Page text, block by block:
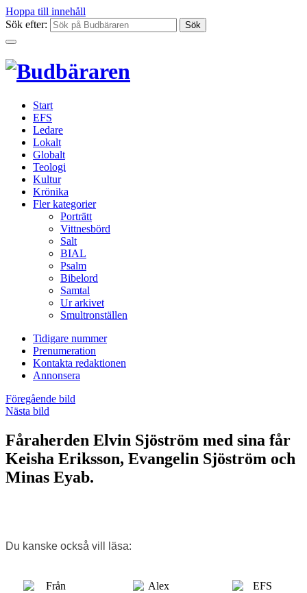
Hoppa till innehåll
Sök efter:
Start
EFS
Ledare
Lokalt
Globalt
Teologi
Kultur
Krönika
Fler kategorier
Porträtt
Vittnesbörd
Salt
BIAL
Psalm
Bibelord
Samtal
Ur arkivet
Smultronställen
Tidigare nummer
Prenumeration
Kontakta redaktionen
Annonsera
Föregående bild
Nästa bild
Fåraherden Elvin Sjöström med sina får
Keisha Eriksson, Evangelin Sjöström och
Minas Eyab.
Du kanske också vill läsa: